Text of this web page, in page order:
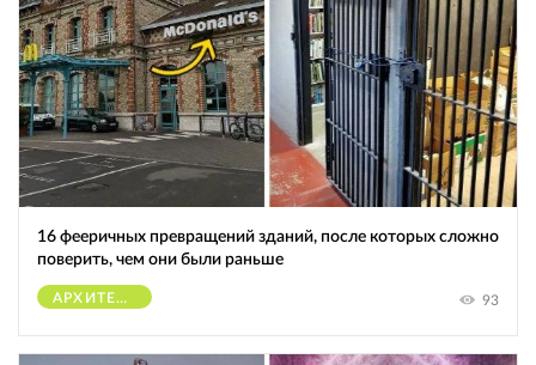
16 фееричных превращений зданий, после которых сложно
поверить, чем они были раньше
АРХИТЕКТУРА 93